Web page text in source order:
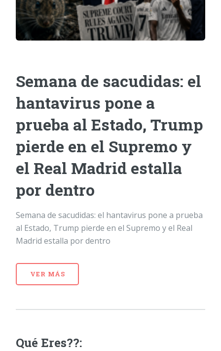
Semana de sacudidas: el
hantavirus pone a
prueba al Estado, Trump
pierde en el Supremo y
el Real Madrid estalla
por dentro
Semana de sacudidas: el hantavirus pone a prueba
al Estado, Trump pierde en el Supremo y el Real
Madrid estalla por dentro
VER MÁS
Qué Eres??: